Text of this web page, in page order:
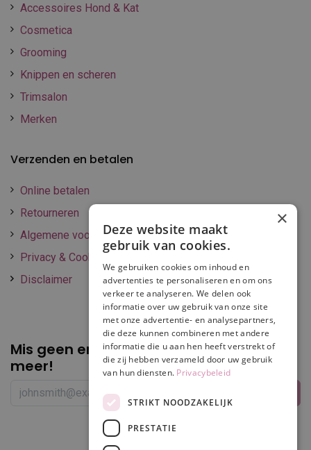
Accessoires Hond & Kat
Cosmetica
Grooming
Knippen en scheren
Trimsalon
Merken
Verzenden en betalen
Online betalen
Retourneren
Algemene voorwaarden
Privacy & Cookie policy
Disclaimer
Mis geen enkelepromotie of korting
meer!
×
Deze website maakt
gebruik van cookies.
We gebruiken cookies om inhoud en
advertenties te personaliseren en om ons
verkeer te analyseren. We delen ook
informatie over uw gebruik van onze site
met onze advertentie- en analysepartners,
die deze kunnen combineren met andere
informatie die u aan hen heeft verstrekt of
die zij hebben verzameld door uw gebruik
van hun diensten. Privacybeleid
STRIKT NOODZAKELIJK
PRESTATIE